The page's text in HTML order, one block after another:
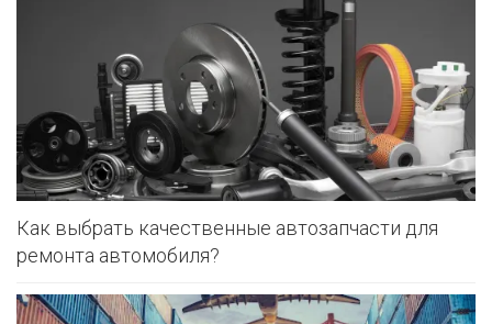
Как выбрать качественные автозапчасти для
ремонта автомобиля?